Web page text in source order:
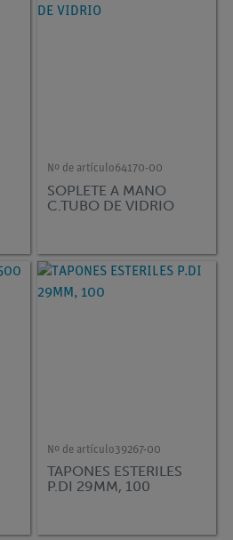
Nº de artículo64170-00
SOPLETE A MANO
C.TUBO DE VIDRIO
Nº de artículo39267-00
TAPONES ESTERILES
P.DI 29MM, 100